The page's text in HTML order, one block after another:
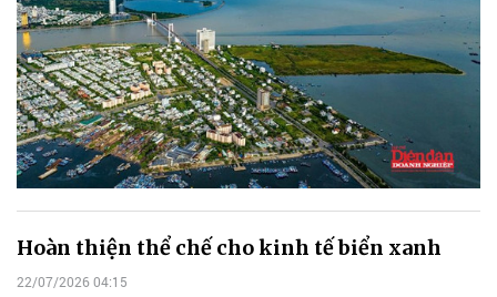
Hoàn thiện thể chế cho kinh tế biển xanh
22/07/2026 04:15